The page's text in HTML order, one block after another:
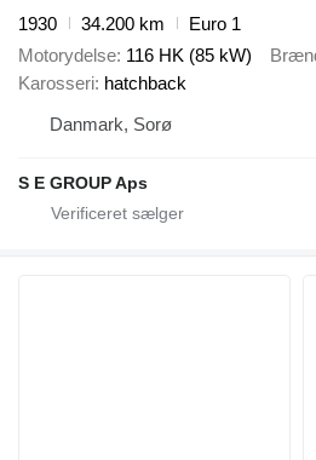
1930
34.200 km
Euro 1
Motorydelse 116 HK (85 kW)
Karosseri hatchback
Danmark, Sorø
S E GROUP Aps